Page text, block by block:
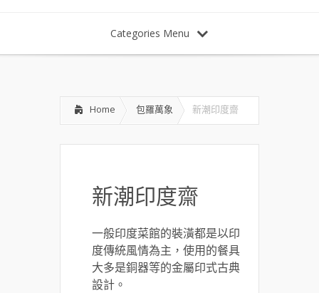
Categories Menu
Home 包羅萬象 新潮印度齋
新潮印度齋
一般印度菜館的裝潢都是以印
度傳統風情為主，使用的餐具
大多是銅器等的金屬印式古典
設計。